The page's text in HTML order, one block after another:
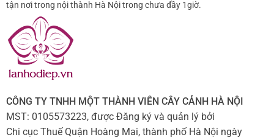
tận nơi trong nội thành Hà Nội trong chưa đầy 1giờ.
CÔNG TY TNHH MỘT THÀNH VIÊN CÂY CẢNH HÀ NỘI
MST: 0105573223, được Đăng ký và quản lý bởi
Chi cục Thuế Quận Hoàng Mai, thành phố Hà Nội ngày